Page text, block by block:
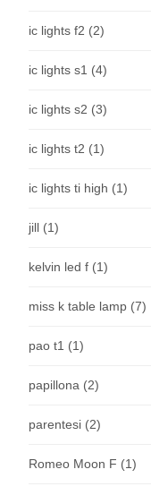
ic lights f2 (2)
ic lights s1 (4)
ic lights s2 (3)
ic lights t2 (1)
ic lights ti high (1)
jill (1)
kelvin led f (1)
miss k table lamp (7)
pao t1 (1)
papillona (2)
parentesi (2)
Romeo Moon F (1)